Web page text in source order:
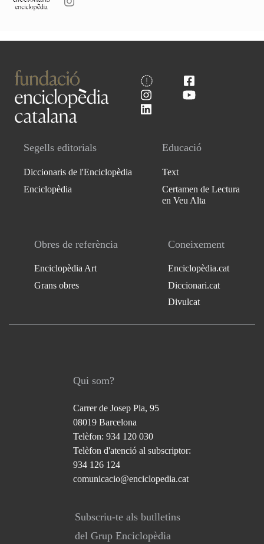
Segells editorials
Diccionaris de l'Enciclopèdia
Enciclopèdia
Educació
Text
Certamen de Lectura
en Veu Alta
Obres de referència
Enciclopèdia Art
Grans obres
Coneixement
Enciclopèdia.cat
Diccionari.cat
Divulcat
Qui som?
Carrer de Josep Pla, 95
08019 Barcelona
Telèfon: 934 120 030
Telèfon d'atenció al subscriptor:
934 126 124
comunicacio@enciclopedia.cat
Subscriu-te als butlletins
del Grup Enciclopèdia